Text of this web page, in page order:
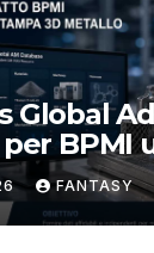
Global
BPMI
laFANTASY